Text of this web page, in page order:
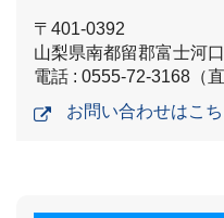
〒401-0392
山梨県南都留郡富士河
電話 : 0555-72-3168（直
お問い合わせはこ